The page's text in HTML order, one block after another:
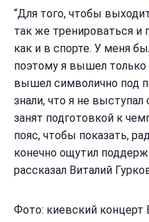
“Для того, чтобы
так же тренироваться и
как и в спорте. У меня
поэтому я вышел только
вышел символично под
знали, что я не
занят подготовкой к
пояс, чтобы показать,
конечно ощутил
рассказал Виталий
Фото: киевский концерт